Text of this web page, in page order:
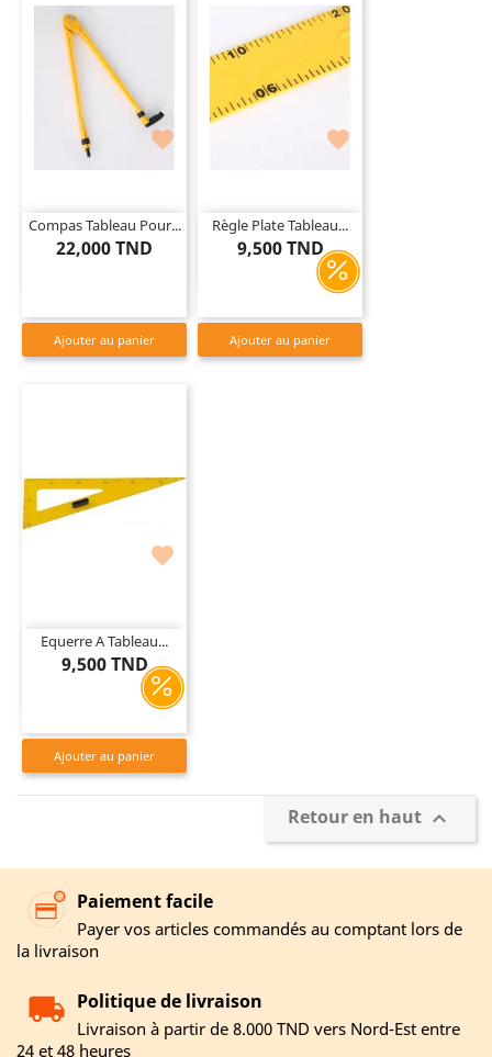

Compas Tableau Pour...
22,000 TND
Ajouter au panier

Règle Plate Tableau...
9,500 TND
Ajouter au panier

Equerre A Tableau...
9,500 TND
Ajouter au panier
Retour en haut 
Paiement facile
Payer vos articles commandés au comptant lors de
la livraison
Politique de livraison
Livraison à partir de 8.000 TND vers Nord-Est entre
24 et 48 heures